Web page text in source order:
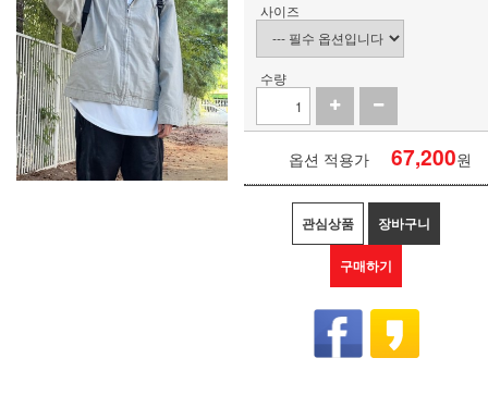
사이즈
수량
옵션 적용가 67,200원
관심상품 장바구니
구매하기